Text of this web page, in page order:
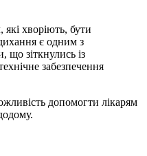
хворіють, бути
є одним з
зіткнулись із
забезпечення
допомогти лікарям